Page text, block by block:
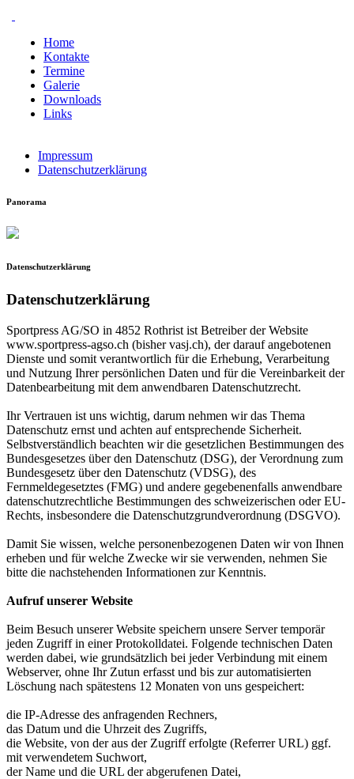
Home
Kontakte
Termine
Galerie
Downloads
Links
Impressum
Datenschutzerklärung
Panorama
Datenschutzerklärung
Datenschutzerklärung
Sportpress AG/SO in 4852 Rothrist ist Betreiber der Website
www.sportpress-agso.ch (bisher vasj.ch), der darauf angebotenen
Dienste und somit verantwortlich für die Erhebung, Verarbeitung
und Nutzung Ihrer persönlichen Daten und für die Vereinbarkeit der
Datenbearbeitung mit dem anwendbaren Datenschutzrecht.
Ihr Vertrauen ist uns wichtig, darum nehmen wir das Thema
Datenschutz ernst und achten auf entsprechende Sicherheit.
Selbstverständlich beachten wir die gesetzlichen Bestimmungen des
Bundesgesetzes über den Datenschutz (DSG), der Verordnung zum
Bundesgesetz über den Datenschutz (VDSG), des
Fernmeldegesetztes (FMG) und andere gegebenenfalls anwendbare
datenschutzrechtliche Bestimmungen des schweizerischen oder EU-
Rechts, insbesondere die Datenschutzgrundverordnung (DSGVO).
Damit Sie wissen, welche personenbezogenen Daten wir von Ihnen
erheben und für welche Zwecke wir sie verwenden, nehmen Sie
bitte die nachstehenden Informationen zur Kenntnis.
Aufruf unserer Website
Beim Besuch unserer Website speichern unsere Server temporär
jeden Zugriff in einer Protokolldatei. Folgende technischen Daten
werden dabei, wie grundsätzlich bei jeder Verbindung mit einem
Webserver, ohne Ihr Zutun erfasst und bis zur automatisierten
Löschung nach spätestens 12 Monaten von uns gespeichert:
die IP-Adresse des anfragenden Rechners,
das Datum und die Uhrzeit des Zugriffs,
die Website, von der aus der Zugriff erfolgte (Referrer URL) ggf.
mit verwendetem Suchwort,
der Name und die URL der abgerufenen Datei,